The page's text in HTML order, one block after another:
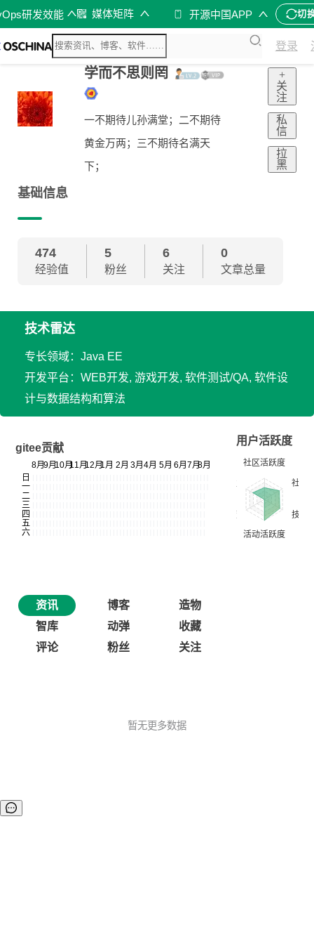
研发效能 媒体矩阵 开源中国APP 切
登录
学而不思则罔
一不期待儿孙满堂；二不期待
黄金万两；三不期待名满天
下；
+
关
注
私
信
拉
黑
基础信息
474
经验值
5
粉丝
6
关注
0
文章总量
技术雷达
专长领域：Java EE
开发平台：WEB开发, 游戏开发, 软件测试/QA, 软件设
计与数据结构和算法
gitee贡献
用户活跃度
资讯 博客
造物
智库
动弹
收藏
评论
粉丝 关注
暂无更多数据